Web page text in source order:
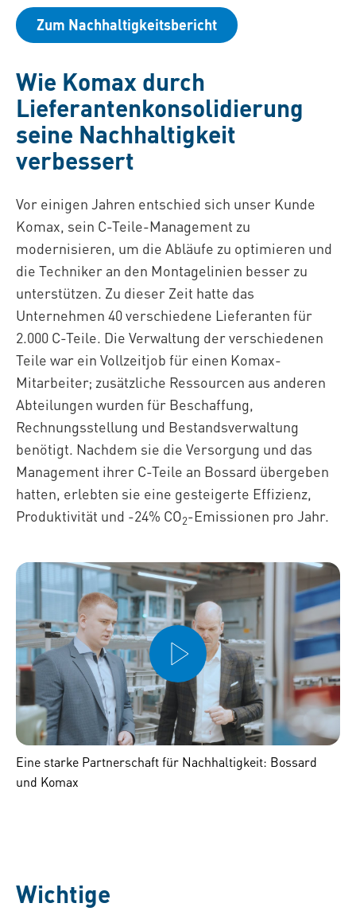
Zum Nachhaltigkeitsbericht
Wie Komax durch
Lieferantenkonsolidierung
seine Nachhaltigkeit
verbessert
Vor einigen Jahren entschied sich unser Kunde
Komax, sein C-Teile-Management zu
modernisieren, um die Abläufe zu optimieren und
die Techniker an den Montagelinien besser zu
unterstützen. Zu dieser Zeit hatte das
Unternehmen 40 verschiedene Lieferanten für
2.000 C-Teile. Die Verwaltung der verschiedenen
Teile war ein Vollzeitjob für einen Komax-
Mitarbeiter; zusätzliche Ressourcen aus anderen
Abteilungen wurden für Beschaffung,
Rechnungsstellung und Bestandsverwaltung
benötigt. Nachdem sie die Versorgung und das
Management ihrer C-Teile an Bossard übergeben
hatten, erlebten sie eine gesteigerte Effizienz,
Produktivität und -24% CO2-Emissionen pro Jahr.
Eine starke Partnerschaft für Nachhaltigkeit: Bossard
und Komax
Wichtige